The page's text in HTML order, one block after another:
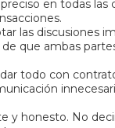
en todas las
las discusiones
que ambas
todo con
y honesto. No